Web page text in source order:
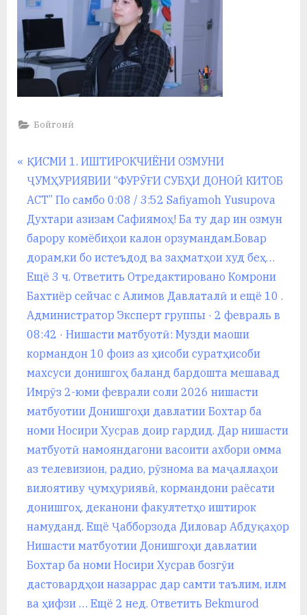
Бойгонӣ
Навигация
по
записям
P
r
e
v
i
o
u
s
P
o
s
t
:
ҚИСМИ 1. ИШТИРОКЧИЁНИ ОЗМУНИ
ҶУМҲУРИЯВИИ “ФУРӮҒИ СУБҲИ ДОНОӢ КИТОБ
АСТ” По самбо 0:08 / 3:52 Safiyamoh Yusupova
Духтари азизам Сафиямоҳ! Ба ту дар ин озмун
барору комёбиҳои калон орзумандам.Бовар
дорам,ки бо истеъдод ва заҳматҳои худ беҳ…
Ещё 3 ч. Ответить Отредактировано Комрони
Бахтиёр сейчас с Алимов Давлаталӣ и ещё 10 .
Администратор Эксперт группы · 2 февраль в
08:42 · Нишасти матбуотӣ: Музди маоши
кормандон 10 фоиз аз ҳисоби суратҳисоби
махсуси донишгоҳ баланд бардошта мешавад
Имрӯз 2-юми феврали соли 2026 нишасти
матбуотии Донишгоҳи давлатии Бохтар ба
номи Носири Хусрав доир гардид. Дар нишасти
матбуотӣ намояндагони васоити ахбори омма
аз телевизион, радио, рӯзнома ва маҷаллаҳои
вилоятиву ҷумҳуриявӣ, кормандони раёсати
донишгоҳ, деканони факултетҳо иштирок
намуданд. Ещё Ҷабборзода Диловар Абдуқаҳор
Нишасти матбуотии Донишгоҳи давлатии
Бохтар ба номи Носири Хусрав бозгӯи
дастовардҳои назаррас дар самти таълим, илм
ва ҳифзи … Ещё 2 нед. Ответить Bekmurod